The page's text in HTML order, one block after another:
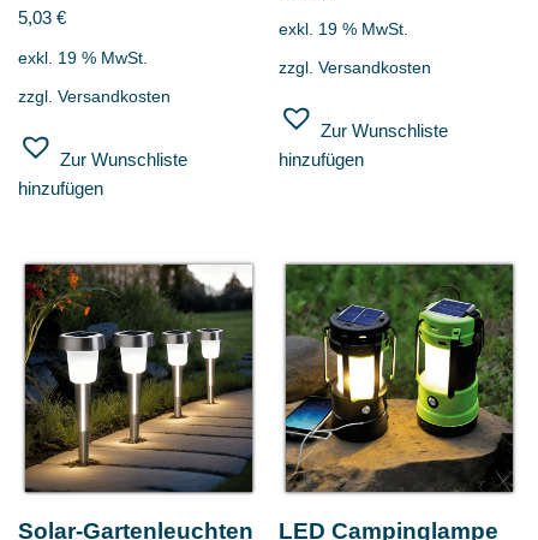
5,03 €
exkl. 19 % MwSt.
zzgl. Versandkosten
Zur Wunschliste
hinzufügen
exkl. 19 % MwSt.
zzgl.Versandkosten
Zur Wunschliste
hinzufügen
Solar-Gartenleuchten
LED Campinglampe